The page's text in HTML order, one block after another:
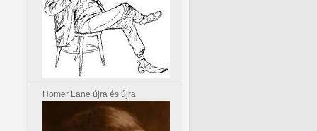
Homer Lane újra és újra